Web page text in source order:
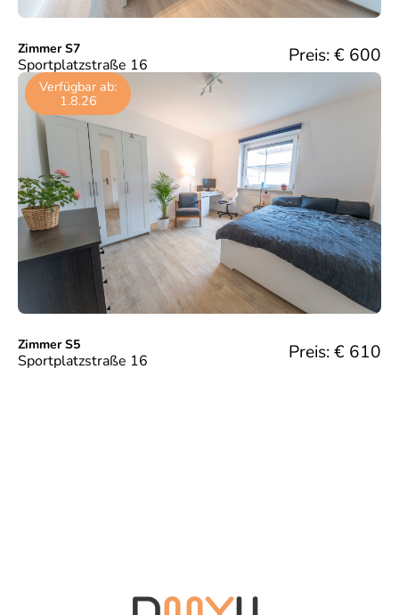
Zimmer S7
Sportplatzstraße 16 Preis: € 600
Verfügbar ab:
1.8.26
Zimmer S5
Sportplatzstraße 16 Preis: € 610